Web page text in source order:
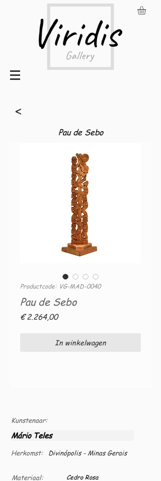
<
Pau de Sebo
Productcode: VG-MAD-0040
Pau de Sebo
€ 2.264,00Prijs
In winkelwagen
Kunstenaar:
Mário Teles
Herkomst: Divinópolis - Minas Gerais
Materiaal:
Cedro Rosa